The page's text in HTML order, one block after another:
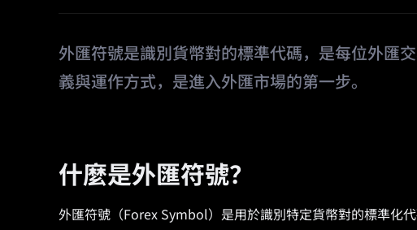
外匯符號是識別貨幣對的標準代碼，是每位外匯
義與運作方式，是進入外匯市場的第一步。
什麼是外匯符號？
外匯符號（Forex Symbol）是用於識別特定貨幣對的標準化